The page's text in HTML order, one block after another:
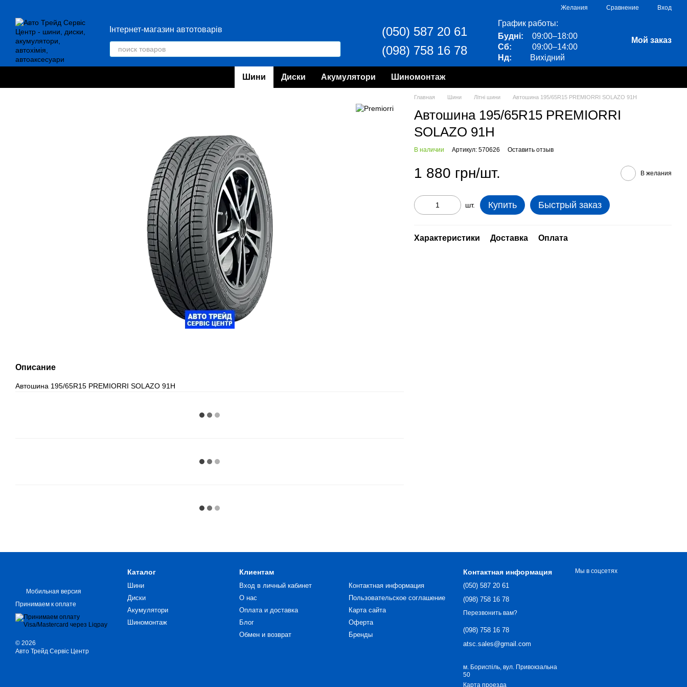
Желания Сравнение Вход
Інтернет-магазин автотоварів
(050) 587 20 61
(098) 758 16 78
График работы:
Будні:
09:00–18:00
Сб:
09:00–14:00
Нд:
Вихідний
Мой заказ
Шини Диски Акумулятори Шиномонтаж
Описание
Автошина 195/65R15 PREMIORRI SOLAZO 91H
Главная Шини Літні шини Автошина 195/65R15 PREMIORRI SOLAZO 91H
Автошина 195/65R15 PREMIORRI
SOLAZO 91H
В наличии Артикул: 570626 Оставить отзыв
1 880 грн/шт. В желания
шт. Купить Быстрый заказ
Характеристики Доставка Оплата
Мобильная версия
Принимаем к оплате
© 2026
Авто Трейд Сервіс Центр
Каталог
Шини
Диски
Акумулятори
Шиномонтаж
Клиентам
Вход в личный кабинет
О нас
Оплата и доставка
Блог
Обмен и возврат
Контактная информация
Пользовательское соглашение
Карта сайта
Оферта
Бренды
Контактная информация
(050) 587 20 61
(098) 758 16 78
Перезвонить вам?
(098) 758 16 78
atsc.sales@gmail.com
м. Бориспіль, вул. Привокзальна
50
Карта проезда
Мы в соцсетях